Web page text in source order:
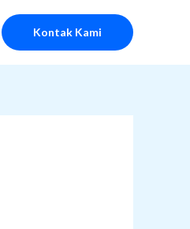
Kontak Kami